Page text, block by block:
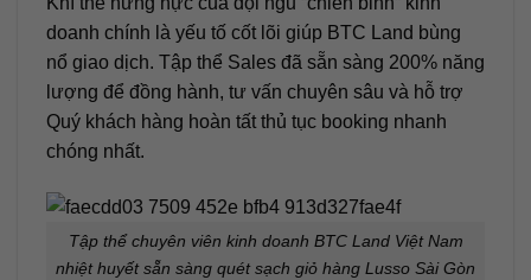
doanh chính là yếu tố cốt lõi giúp BTC Land bùng
nổ giao dịch. Tập thể Sales đã sẵn sàng 200% năng
lượng để đồng hành, tư vấn chuyên sâu và hỗ trợ
Quý khách hàng hoàn tất thủ tục booking nhanh
chóng nhất.
Tập thể chuyên viên kinh doanh BTC Land Việt Nam
nhiệt huyết sẵn sàng quét sạch giỏ hàng Lusso Sài Gòn